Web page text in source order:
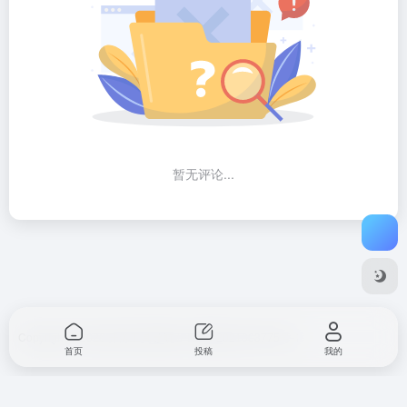
暂无评论...
Copyright © 2026 沪ICP备2021003775号-1
首页 投稿 我的